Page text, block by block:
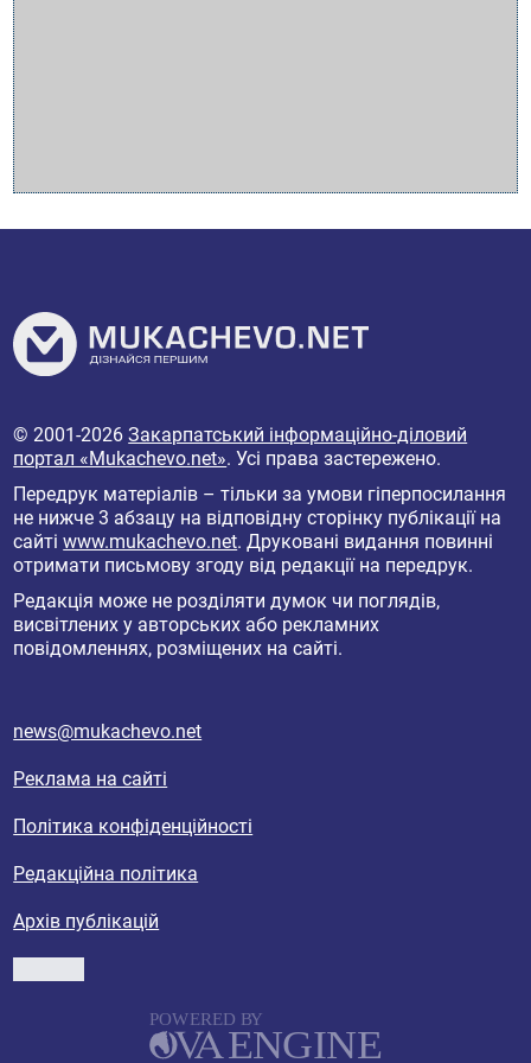
© 2001-2026Закарпатський інформаційно-діловий
портал «Mukachevo.net». Усі права застережено.
Передрук матеріалів – тільки за умови гіперпосилання
не нижче 3 абзацу на відповідну сторінку публікації на
сайтіwww.mukachevo.net. Друковані видання повинні
отримати письмову згоду від редакції на передрук.
Редакція може не розділяти думок чи поглядів,
висвітлених у авторських або рекламних
повідомленнях, розміщених на сайті.
news@mukachevo.net
Реклама на сайті
Політика конфіденційності
Редакційна політика
Архів публікацій